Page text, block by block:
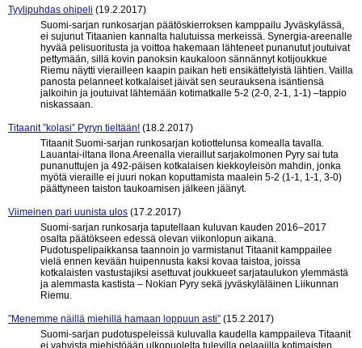
Tyylipuhdas ohipeli (19.2.2017)
Suomi-sarjan runkosarjan päätöskierroksen kamppailu Jyväskylässä,
ei sujunut Titaanien kannalta halutuissa merkeissä. Synergia-areenalle
hyvää pelisuoritusta ja voittoa hakemaan lähteneet punanutut joutuivat
pettymään, sillä kovin panoksin kaukaloon sännännyt kotijoukkue
Riemu näytti vierailleen kaapin paikan heti ensikättelyistä lähtien. Vailla
panosta pelanneet kotkalaiset jäivät sen seurauksena isäntiensä
jalkoihin ja joutuivat lähtemään kotimatkalle 5-2 (2-0, 2-1, 1-1) –tappio
niskassaan.
Titaanit ”kolasi” Pyryn tieltään! (18.2.2017)
Titaanit Suomi-sarjan runkosarjan kotiottelunsa komealla tavalla.
Lauantai-iltana Ilona Areenalla vieraillut sarjakolmonen Pyry sai tuta
punanuttujen ja 492-päisen kotkalaisen kiekkoyleisön mahdin, jonka
myötä vieraille ei juuri nokan koputtamista maalein 5-2 (1-1, 1-1, 3-0)
päättyneen taiston taukoamisen jälkeen jäänyt.
Viimeinen pari uunista ulos (17.2.2017)
Suomi-sarjan runkosarja taputellaan kuluvan kauden 2016–2017
osalta päätökseen edessä olevan viikonlopun aikana.
Pudotuspelipaikkansa taannoin jo varmistanut Titaanit kamppailee
vielä ennen kevään huipennusta kaksi kovaa taistoa, joissa
kotkalaisten vastustajiksi asettuvat joukkueet sarjataulukon ylemmästä
ja alemmasta kastista – Nokian Pyry sekä jyväskyläläinen Liikunnan
Riemu.
”Menemme näillä miehillä hamaan loppuun asti” (15.2.2017)
Suomi-sarjan pudotuspeleissä kuluvalla kaudella kamppaileva Titaanit
ei vahvista miehistöään ulkopuolelta tulevilla pelaajilla kotimaisten